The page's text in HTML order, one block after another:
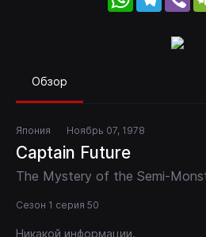
Обзор
Япония Ноябрь 07, 1978
Captain Future
The Mystery of the Semi-
Сезон 1 серия 50
Никакой информации.